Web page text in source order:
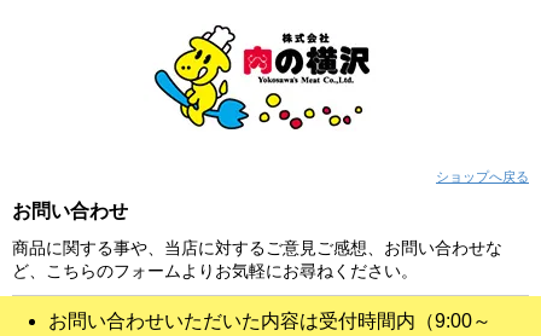
ショップへ戻る
お問い合わせ
商品に関する事や、当店に対するご意見ご感想、お問い合わせな
ど、こちらのフォームよりお気軽にお尋ねください。
お問い合わせいただいた内容は受付時間内（9:00～